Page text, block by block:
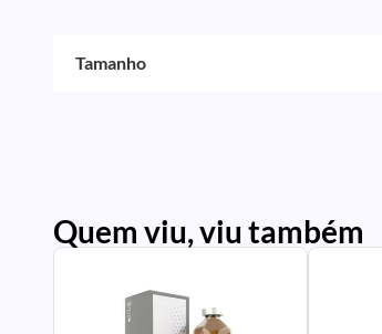
Tamanho
Quem viu, viu também